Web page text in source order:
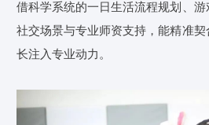
借科学系统的一日生活流程规划、
社交场景与专业师资支持，能精准
长注入专业动力。